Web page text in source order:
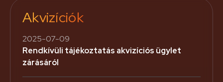
Akvizíciók
2025-07-09
Rendkívüli tájékoztatás akvizíciós ügylet
zárásáról